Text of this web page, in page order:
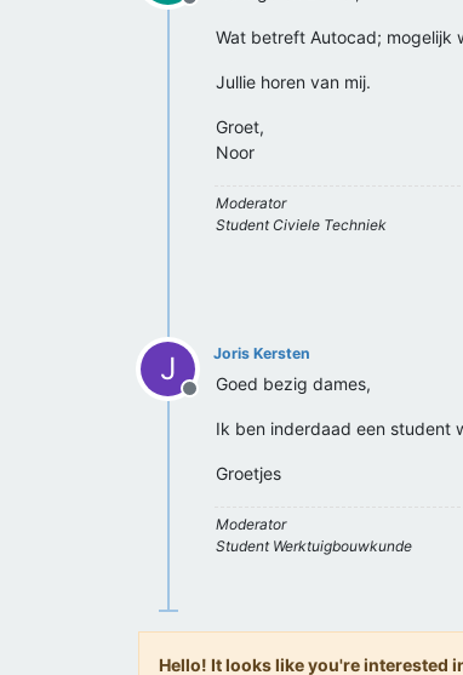
Offline
Wat betreft Autocad; mogelijk
Jullie horen van mij.
Groet,
Noor
Moderator
Student Civiele Techniek
J
Offline
Joris Kersten
Goed bezig dames,
Ik ben inderdaad een student
Groetjes
Moderator
Student Werktuigbouwkunde
Hello! It looks like you're interested